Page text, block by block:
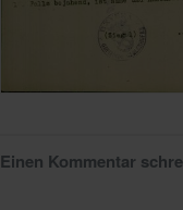
Einen Kommentar